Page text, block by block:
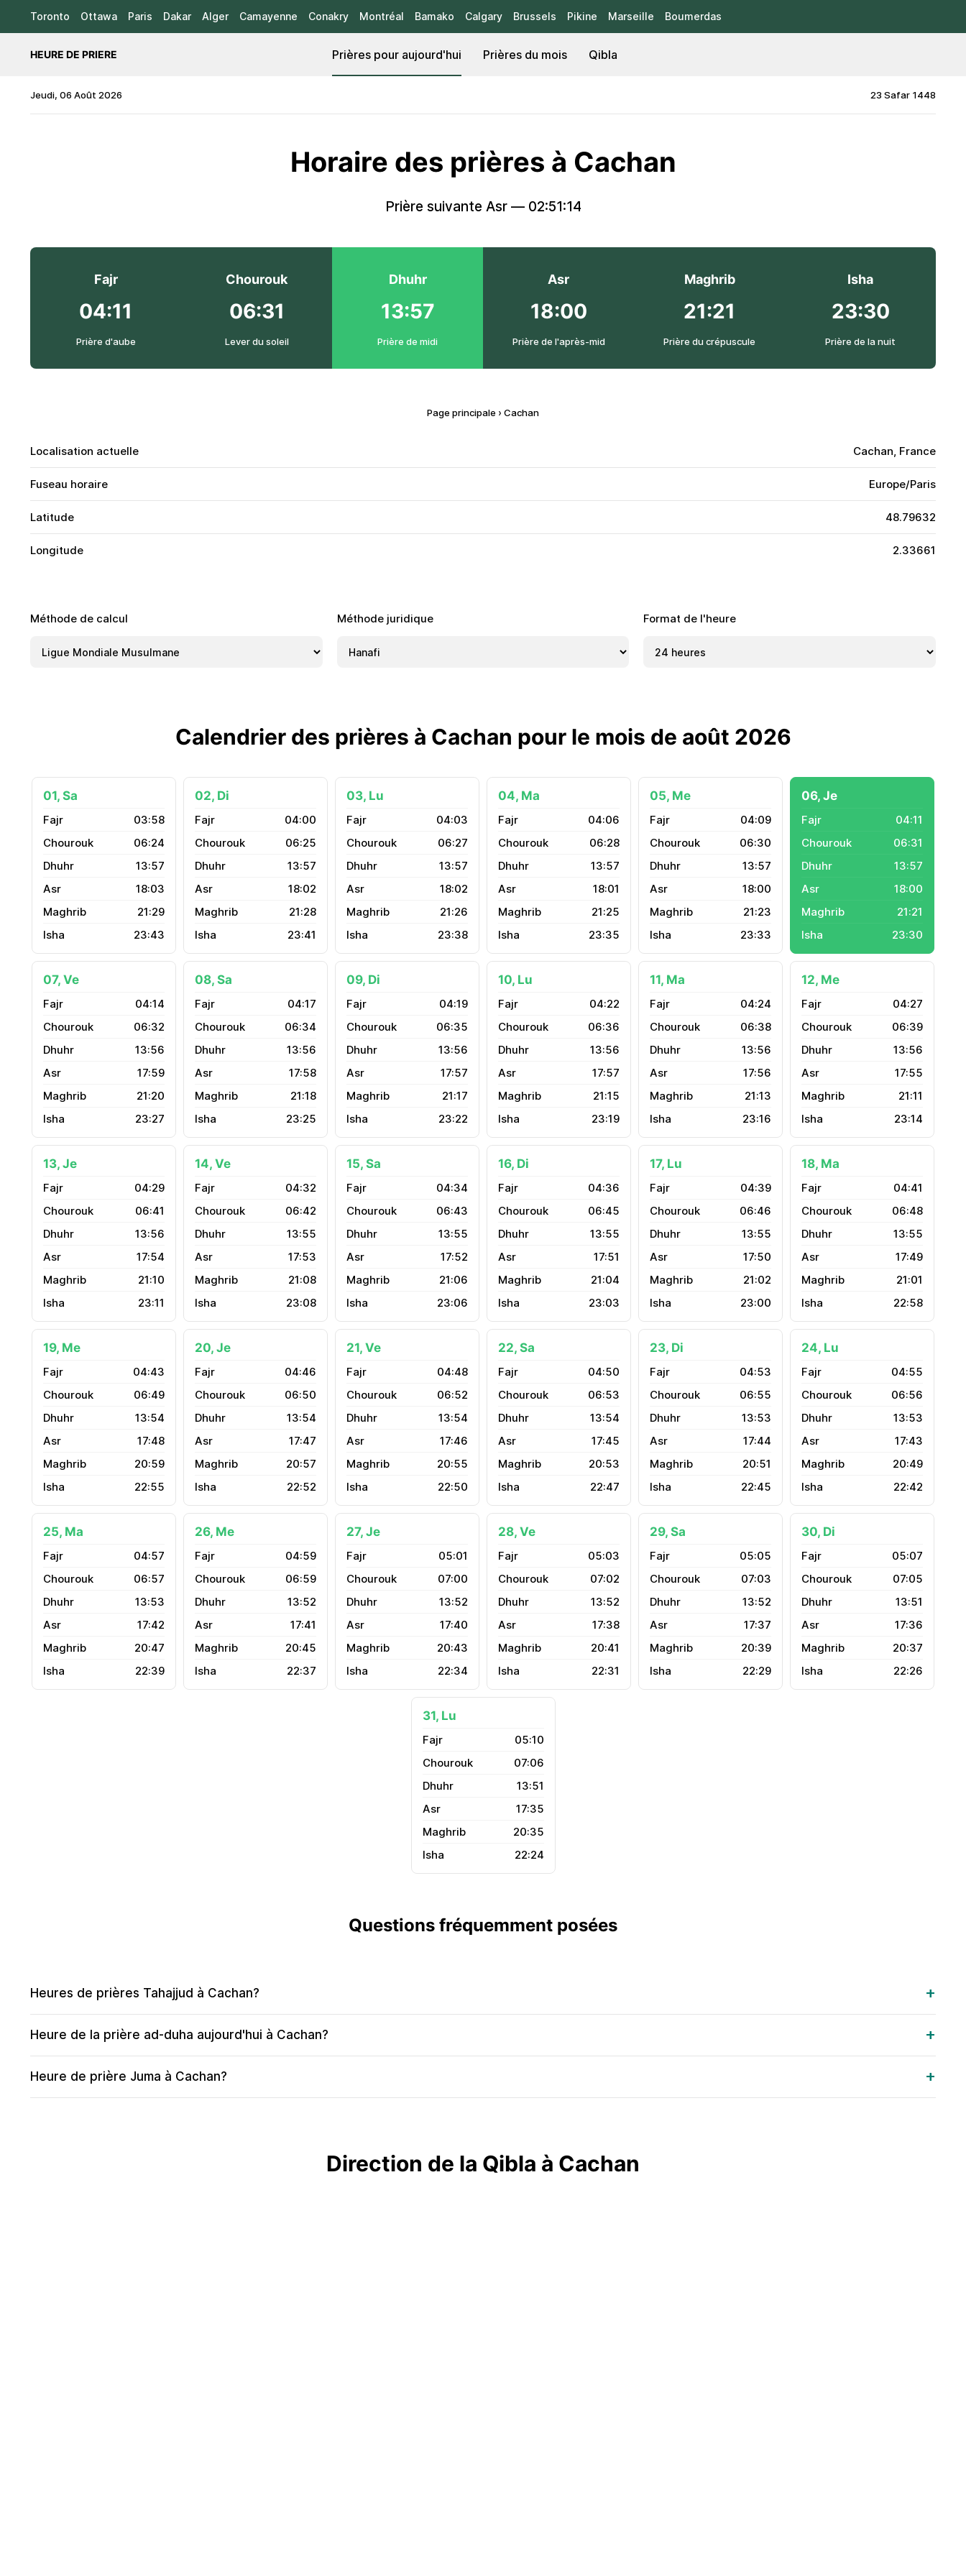
Toronto Ottawa Paris Dakar Alger Camayenne Conakry Montréal Bamako Calgary Brussels Pikine Marseille Boumerdas
HEURE DE PRIERE Prières pour aujourd'hui Prières du mois Qibla
Jeudi, 06 Août 2026 23 Safar 1448
Horaire des prières à Cachan
Prière suivante Asr — 02:51:14
Fajr
04:11
Prière d'aube
Chourouk
06:31
Lever du soleil
Dhuhr
13:57
Prière de midi
Asr
18:00
Prière de l'après-mid
Maghrib
21:21
Prière du crépuscule
Isha
23:30
Prière de la nuit
Page principale › Cachan
Localisation actuelle Cachan, France
Fuseau horaire Europe/Paris
Latitude 48.79632
Longitude 2.33661
Méthode de calcul Méthode juridique Format de l'heure
Calendrier des prières à Cachan pour le mois de août 2026
01, Sa
03:58
06:24
13:57
18:03
21:29
23:43
02, Di
04:00
06:25
13:57
18:02
21:28
23:41
03, Lu
04:03
06:27
13:57
18:02
21:26
23:38
04, Ma
04:06
06:28
13:57
18:01
21:25
23:35
05, Me
04:09
06:30
13:57
18:00
21:23
23:33
06, Je
04:11
06:31
13:57
18:00
21:21
23:30
07, Ve
04:14
06:32
13:56
17:59
21:20
23:27
08, Sa
04:17
06:34
13:56
17:58
21:18
23:25
09, Di
04:19
06:35
13:56
17:57
21:17
23:22
10, Lu
04:22
06:36
13:56
17:57
21:15
23:19
11, Ma
04:24
06:38
13:56
17:56
21:13
23:16
12, Me
04:27
06:39
13:56
17:55
21:11
23:14
13, Je
04:29
06:41
13:56
17:54
21:10
23:11
14, Ve
04:32
06:42
13:55
17:53
21:08
23:08
15, Sa
04:34
06:43
13:55
17:52
21:06
23:06
16, Di
04:36
06:45
13:55
17:51
21:04
23:03
17, Lu
04:39
06:46
13:55
17:50
21:02
23:00
18, Ma
04:41
06:48
13:55
17:49
21:01
22:58
19, Me
04:43
06:49
13:54
17:48
20:59
22:55
20, Je
04:46
06:50
13:54
17:47
20:57
22:52
21, Ve
04:48
06:52
13:54
17:46
20:55
22:50
22, Sa
04:50
06:53
13:54
17:45
20:53
22:47
23, Di
04:53
06:55
13:53
17:44
20:51
22:45
24, Lu
04:55
06:56
13:53
17:43
20:49
22:42
25, Ma
04:57
06:57
13:53
17:42
20:47
22:39
26, Me
04:59
06:59
13:52
17:41
20:45
22:37
27, Je
05:01
07:00
13:52
17:40
20:43
22:34
28, Ve
05:03
07:02
13:52
17:38
20:41
22:31
29, Sa
05:05
07:03
13:52
17:37
20:39
22:29
30, Di
05:07
07:05
13:51
17:36
20:37
22:26
31, Lu
05:10
07:06
13:51
17:35
20:35
22:24
Questions fréquemment posées
Heures de prières Tahajjud à Cachan?
Heure de la prière ad-duha aujourd'hui à Cachan?
Heure de prière Juma à Cachan?
Direction de la Qibla à Cachan